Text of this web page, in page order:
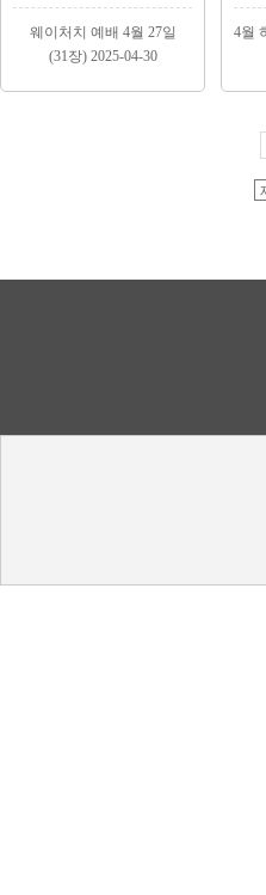
웨이처치 예배 4월 27일
(31장) 2025-04-30